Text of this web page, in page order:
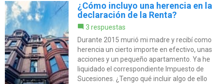
¿Cómo incluyo una herencia en la
declaración de la Renta?
3 respuestas
Durante 2015 murió mi madre y recibí como
herencia un cierto importe en efectivo, unas
acciones y un pequeño apartamento. Ya he
liquidado el correspondiente Impuesto de
Sucesiones. ¿Tengo qué incluir algo de ello